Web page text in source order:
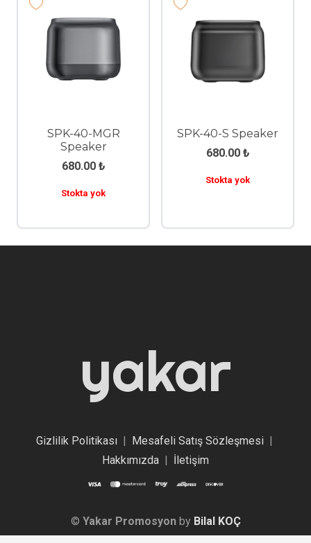
SPK-40-MGR
Speaker
680.00 ₺
Stokta yok
SPK-40-S Speaker
680.00 ₺
Stokta yok
yakar
Gizlilik Politikası| Mesafeli Satış Sözleşmesi|
Hakkımızda | İletişim
© Yakar Promosyonby Bilal KOÇ